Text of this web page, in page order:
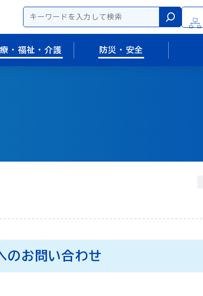
検索
療・福祉・介護 防災・安全
のお問い合わせ